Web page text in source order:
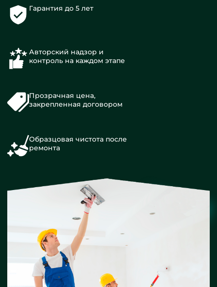
Гарантия до 5 лет
Авторский надзор и
контроль на каждом этапе
Прозрачная цена,
закрепленная договором
Образцовая чистота после
ремонта